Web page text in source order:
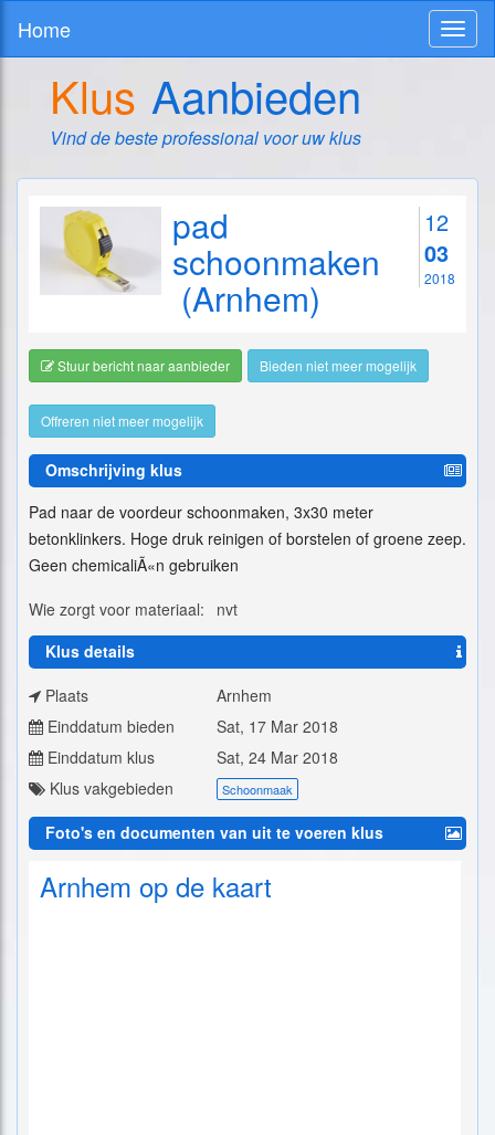
Home
Klus Aanbieden
Vind de beste professional voor uw klus
12
03
2018
pad
schoonmaken
(Arnhem)
Stuur bericht naar aanbieder Bieden niet meer mogelijk
Offreren niet meer mogelijk
Omschrijving klus
Pad naar de voordeur schoonmaken, 3x30 meter
betonklinkers. Hoge druk reinigen of borstelen of groene zeep.
Geen chemicaliÃ«n gebruiken
Wie zorgt voor materiaal:
nvt
Klus details
Plaats
Arnhem
Einddatum bieden
Sat, 17 Mar 2018
Einddatum klus
Sat, 24 Mar 2018
Klus vakgebieden
Schoonmaak
Foto's en documenten van uit te voeren klus
Arnhem op de kaart